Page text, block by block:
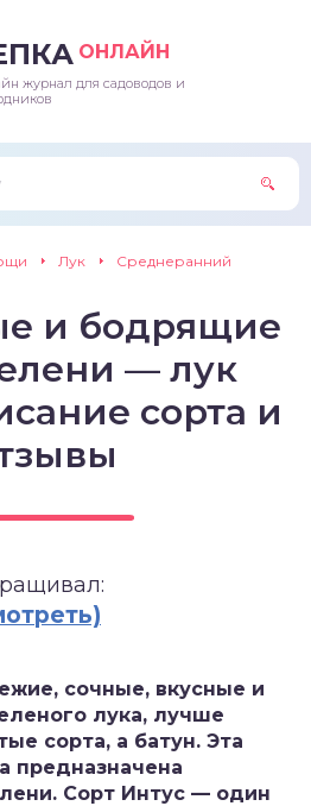
ОНЛАЙН
журнал для садоводов и
Лук Среднеранний
и бодрящие
— лук
сорта и
сочные, вкусные и
лука, лучше
сорта, а батун. Эта
предназначена
Сорт Интус — один